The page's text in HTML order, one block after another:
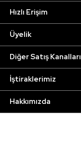
Hızlı Erişim
Üyelik
Diğer Satış Kanalları
İştiraklerimiz
Hakkımızda